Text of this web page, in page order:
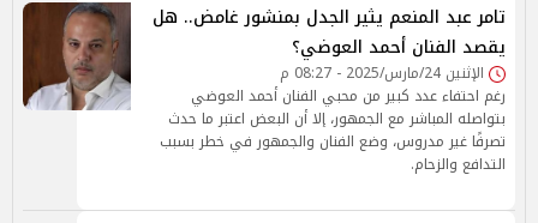
تامر عبد المنعم يثير الجدل بمنشور غامض.. هل
يقصد الفنان أحمد العوضي؟
الإثنين 24/مارس/2025 - 08:27 م
رغم احتفاء عدد كبير من محبي الفنان أحمد العوضي
بتواصله المباشر مع الجمهور، إلا أن البعض اعتبر ما حدث
تصرفًا غير مدروس، وضع الفنان والجمهور في خطر بسبب
التدافع والزحام.